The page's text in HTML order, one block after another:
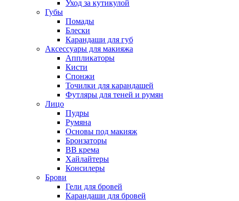
Уход за кутикулой
Губы
Помады
Блески
Карандаши для губ
Аксессуары для макияжа
Аппликаторы
Кисти
Спонжи
Точилки для карандашей
Футляры для теней и румян
Лицо
Пудры
Румяна
Основы под макияж
Бронзаторы
BB крема
Хайлайтеры
Консилеры
Брови
Гели для бровей
Карандаши для бровей